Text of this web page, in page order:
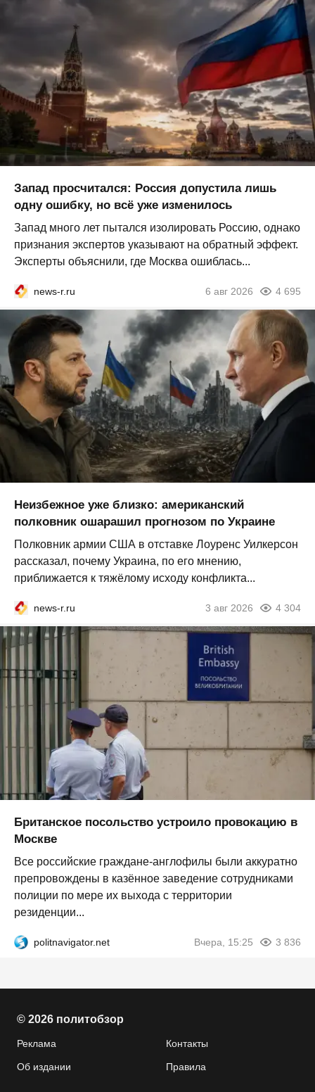
Запад просчитался: Россия допустила лишь
одну ошибку, но всё уже изменилось
Запад много лет пытался изолировать Россию, однако
признания экспертов указывают на обратный эффект.
Эксперты объяснили, где Москва ошиблась...
news-r.ru 6 авг 2026 4 695
Неизбежное уже близко: американский
полковник ошарашил прогнозом по Украине
Полковник армии США в отставке Лоуренс Уилкерсон
рассказал, почему Украина, по его мнению,
приближается к тяжёлому исходу конфликта...
news-r.ru 3 авг 2026 4 304
Британское посольство устроило провокацию в
Москве
Все российские граждане-англофилы были аккуратно
препровождены в казённое заведение сотрудниками
полиции по мере их выхода с территории
резиденции...
politnavigator.net Вчера, 15:25 3 836
© 2026 политобзор
Реклама Контакты
Об издании Правила